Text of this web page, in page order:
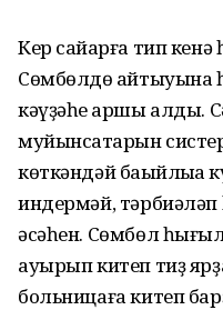
Кер сайҡарға тип
Сөмбөлдө ҡайтыуына
кәүҙәһе ҡаршы алды.
муйынсаҡтарын
көткәндәй
индермәй,
әсәһен. Сөмбөл
ауырып китеп тиҙ
больницаға китеп